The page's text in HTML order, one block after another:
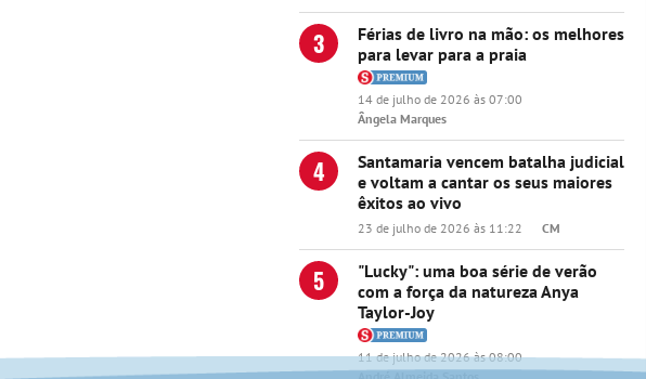
3
Férias de livro na mão: os melhores
para levar para a praia
14 de julho de 2026 às 07:00
Ângela Marques
4
Santamaria vencem batalha judicial
e voltam a cantar os seus maiores
êxitos ao vivo
23 de julho de 2026 às 11:22 CM
5
"Lucky": uma boa série de verão
com a força da natureza Anya
Taylor-Joy
11 de julho de 2026 às 08:00